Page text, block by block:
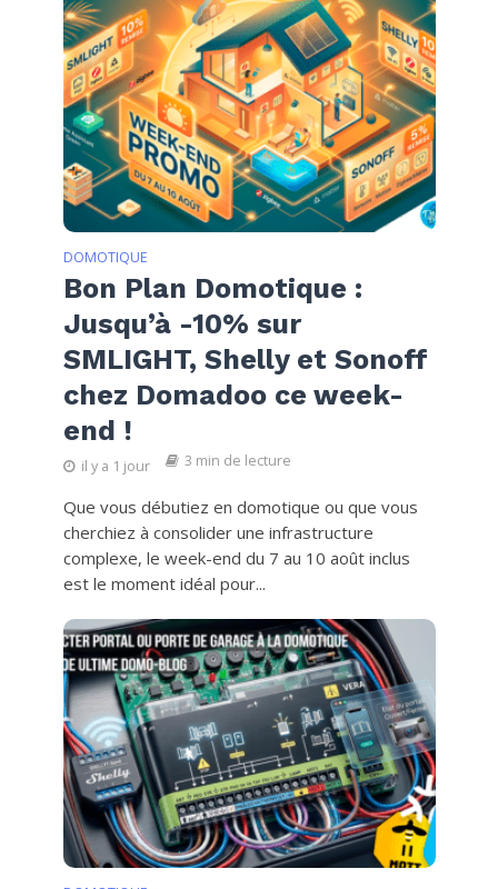
DOMOTIQUE
Bon Plan Domotique :
Jusqu’à -10% sur
SMLIGHT, Shelly et Sonoff
chez Domadoo ce week-
end !
il y a 1 jour 3 min de lecture
Que vous débutiez en domotique ou que vous
cherchiez à consolider une infrastructure
complexe, le week-end du 7 au 10 août inclus
est le moment idéal pour...